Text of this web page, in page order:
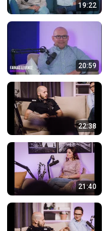
19:22
20:59
22:38
21:40